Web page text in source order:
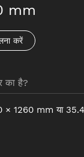
mm
करें
का है?
× 1260 mm या